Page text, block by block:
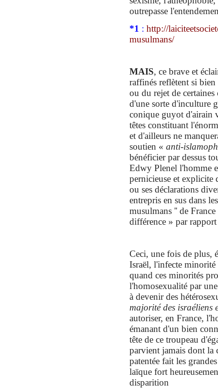
outrepasse
*1 : http://
musulmans/
MAIS, ce brave et
raffinés reflètent si bien
ou du rejet de
d'une sorte d'inculture
conique guyot d'airain
têtes constituant
et d'ailleurs ne
soutien « anti-
bénéficierpar dessus
Edwy Plenel l'homme
pernicieuse et explicite
ou ses déclarations
entrepris en sus dans
musulmans '' de
différence » par
Ceci, une fois de plus,
Israël, l'infecte
quand ces minorités
l'homosexualité par
à devenir des
majorité des israéliens
autoriser, en France,
émanant d'un bien
tête de ce troupeau d'
parvient jamais dont la
patentée fait les
laïque fort
disparition